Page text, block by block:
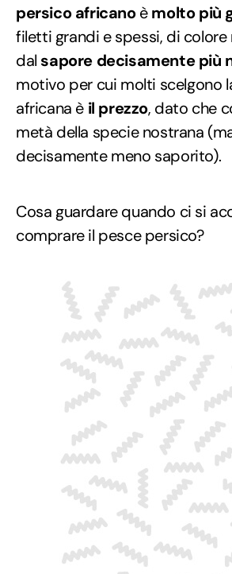
persico africanoèmolto più
filetti grandi e spessi, di colore
dal sapore decisamente più
motivo per cui molti scelgono
africana è il prezzo, dato che
metà della specie nostrana
decisamente meno saporito).
Cosa guardare quando ci si
comprare il pesce persico?